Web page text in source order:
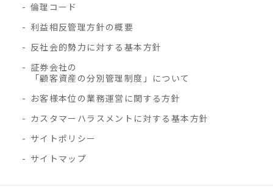
倫理コード
利益相反管理方針の概要
反社会的勢力に対する基本方針
証券会社の
「顧客資産の分別管理制度」について
お客様本位の業務運営に関する方針
カスタマーハラスメントに対する基本方針
サイトポリシー
サイトマップ